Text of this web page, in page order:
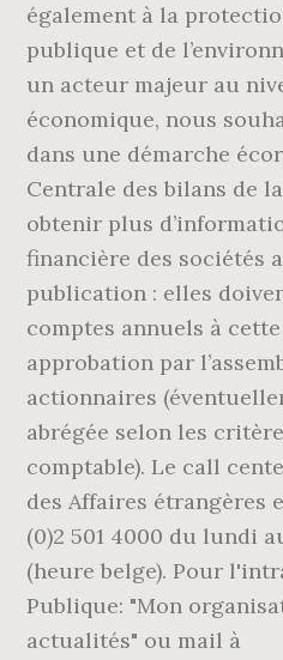
également à la
publique et de
un acteur majeur au
économique, nous
dans une démarche
Centrale des bilans de
obtenir plus
financière des sociétés
publication : elles
comptes annuels à
approbation par
actionnaires
abrégée selon les
comptable). Le call
des Affaires étrangères
(0)2 501 4000 du lundi
(heure belge). Pour
Publique: "Mon
actualités" ou mail à